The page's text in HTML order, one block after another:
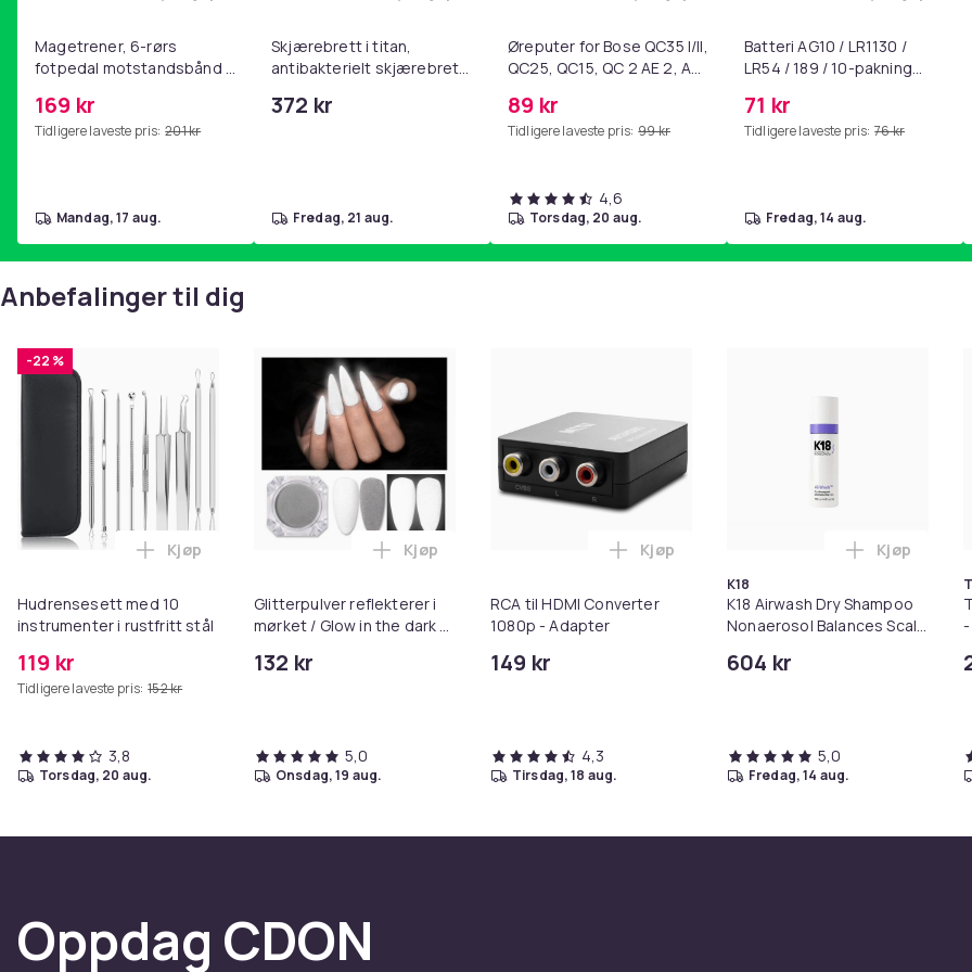
Magetrener, 6-rørs
fotpedal motstandsbånd -
yoga og
hjemmegymnastikk Pink
169 kr
Tidligere laveste pris: 201 kr
mandag, 17 aug.
Skjærebrett i titan,
antibakterielt skjærebrett,
BPA-fri (2 stk.)
372 kr
fredag, 21 aug.
Øreputer for Bose QC35 I/II,
QC25, QC15, QC 2 AE 2, AE
SoundLink Black
89 kr
Tidligere laveste pris: 99 kr
4,6
torsdag, 20 aug.
Batteri AG10 / LR1130 /
LR54 / 189 / 10-pakning
71 kr
Tidligere laveste pris: 76 kr
fredag, 14 aug.
Anbefalinger til dig
-22 %
Hudrensesett med 10
instrumenter i rustfritt stål
119 kr
Tidligere laveste pris: 152 kr
Legg Hudrensesett med 10 instrumenter i rustfritt stål i handlekurven
Kjøp
3,8
torsdag, 20 aug.
Glitterpulver reflekterer i
mørket / Glow in the dark -
132 kr
Legg Glitterpulver reflekterer i mørket / Glow in the dark - Refleks i
Kjøp
5,0
onsdag, 19 aug.
RCA til HDMI Converter
1080p - Adapter
149 kr
Legg RCA til HDMI Converter 1080p -
Kjøp
4,3
tirsdag, 18 aug.
K18
K18 Airwash Dry Shampoo
Nonaerosol Balances Scalp
604 kr
Legg K18
Kjøp
5,0
fredag, 14 aug.
-
Oppdag CDON